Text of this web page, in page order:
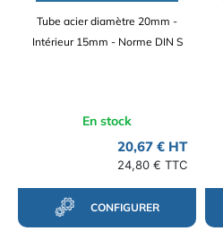
Tube acier diamètre 20mm -
Intérieur 15mm - Norme DIN S
En stock
20,67 € HT
24,80 € TTC
CONFIGURER